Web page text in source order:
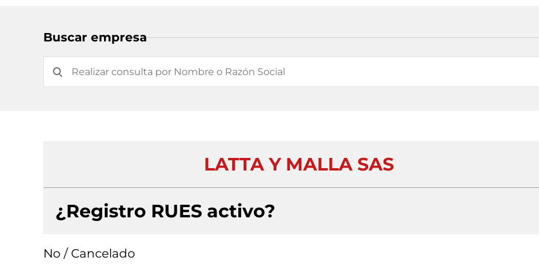
Buscar empresa
LATTA Y MALLA SAS
¿Registro RUES activo?
No / Cancelado